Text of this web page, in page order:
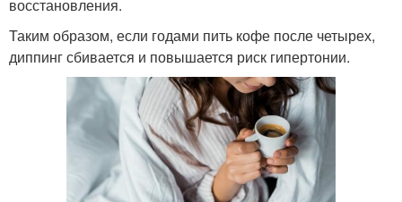
восстановления.
Таким образом, если годами пить кофе после четырех,
диппинг сбивается и повышается риск гипертонии.